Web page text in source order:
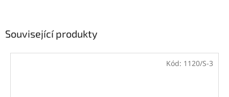
Související produkty
Kód: 1120/S-3